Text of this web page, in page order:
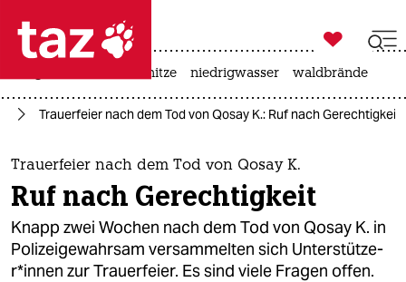
 taz zahl ich
taz zahl ich
themen
politik
öko

taz zahl ich
hitze niedrigwasser waldbrände
Trauerfeier nach dem Tod von Qosay K.: Ruf nach Gerechtigkeit
Trauerfeier nach dem Tod von Qosay K.
Ruf nach Gerechtigkeit
Knapp zwei Wochen nach dem Tod von Qosay K. in
Polizeigewahrsam versammelten sich Un­ter­stüt­ze­
r*in­nen zur Trauerfeier. Es sind viele Fragen offen.